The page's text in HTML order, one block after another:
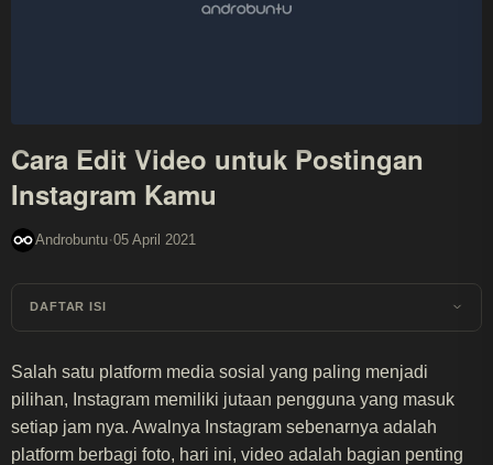
Cara Edit Video untuk Postingan
Instagram Kamu
Androbuntu·05 April 2021
DAFTAR ISI
Salah satu platform media sosial yang paling menjadi
pilihan, Instagram memiliki jutaan pengguna yang masuk
setiap jam nya. Awalnya Instagram sebenarnya adalah
platform berbagi foto, hari ini, video adalah bagian penting